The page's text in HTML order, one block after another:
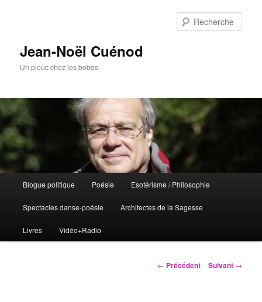
Jean-Noël Cuénod
Un plouc chez les bobos
Aller
au
contenu
Blogue politique Poésie Esotérisme / Philosophie
Spectacles danse-poésie Architectes de la Sagesse
Livres Vidéo+Radio
Navigation
← Précédent Suivant →